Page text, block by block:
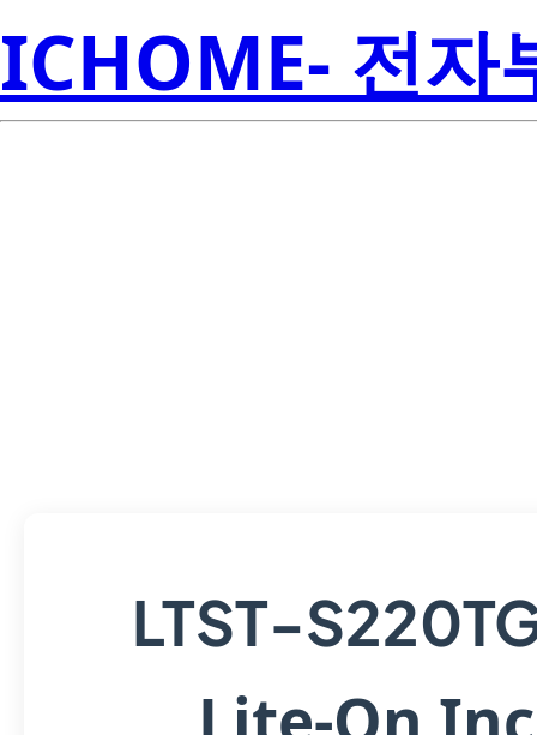
ICHOME- 전자
LTST-